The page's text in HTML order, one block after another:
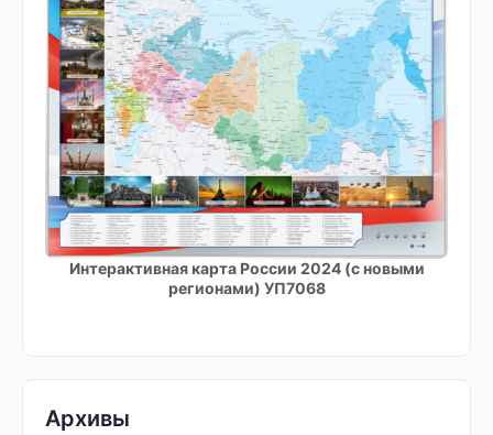
Интерактивная карта России 2024 (с новыми
регионами) УП7068
Архивы